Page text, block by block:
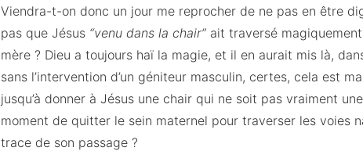
Viendra-t-on donc un jour me reprocher de ne pas en être
pas que Jésus “venu dans la chair” ait traversé
mère ? Dieu a toujours haï la magie, et il en aurait mis là,
sans l’intervention d’un géniteur masculin, certes, cela est
jusqu’à donner à Jésus une chair qui ne soit pas vraiment
moment de quitter le sein maternel pour traverser les voies
trace de son passage ?